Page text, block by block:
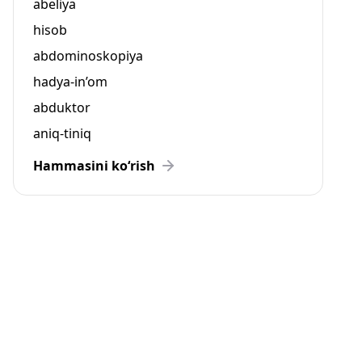
abeliya
hisob
abdominoskopiya
hadya-in’om
abduktor
aniq-tiniq
Hammasini ko‘rish